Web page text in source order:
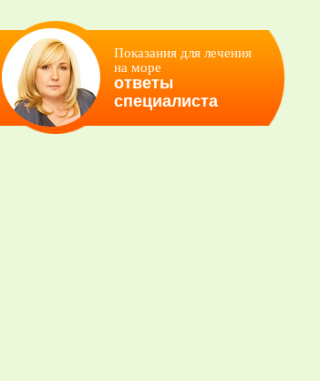
Показания для лечения
на море
ответы
специалиста